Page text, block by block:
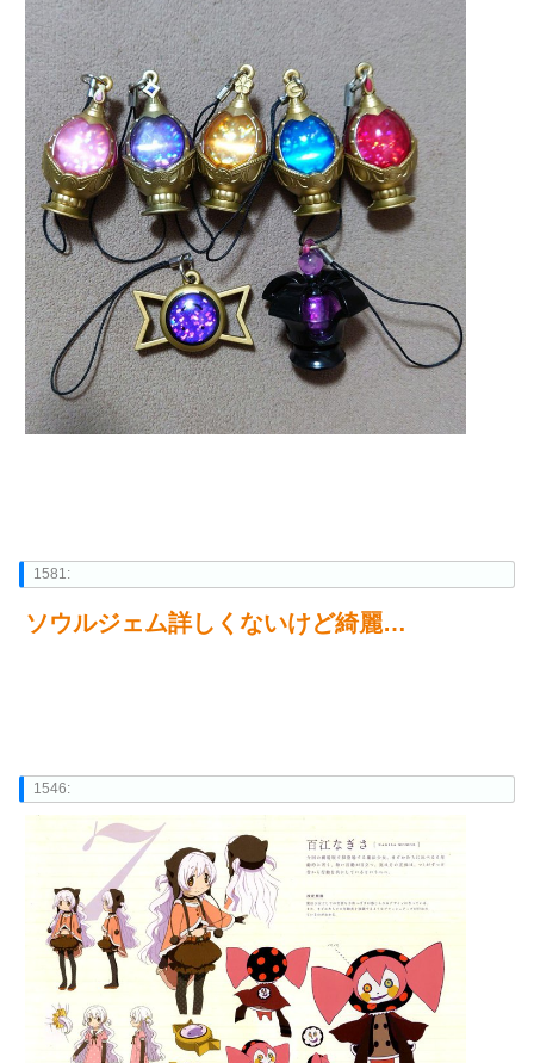
1581:
ソウルジェム詳しくないけど綺麗…
1546: